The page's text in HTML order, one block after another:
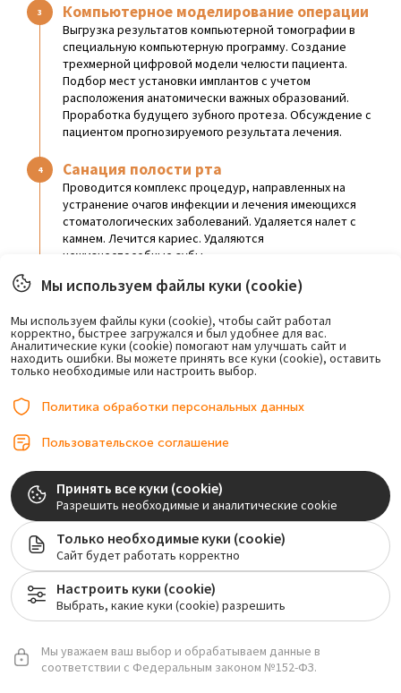
Компьютерное моделирование операции
Выгрузка результатов компьютерной томографии в
специальную компьютерную программу. Создание
трехмерной цифровой модели челюсти пациента.
Подбор мест установки имплантов с учетом
расположения анатомически важных образований.
Проработка будущего зубного протеза. Обсуждение с
пациентом прогнозируемого результата лечения.
Санация полости рта
Проводится комплекс процедур, направленных на
устранение очагов инфекции и лечения имеющихся
стоматологических заболеваний. Удаляется налет с
камнем. Лечится кариес. Удаляются
нежизнеспособные зубы.
Хирургия
разрез в десне, подготавливается костное лож,
устанавливается имплантат. На вкручивание в
челюстную кость одного искусственного корня уходит
от 15 до 30 минут.
Ортопедия
лаборатории изготавливается временная коронка или
мостовидный протез. После полного приживления
имплантатов их нагружают постоянным протезом.
Контрольные осмотры
Проводится мониторинг состояния окружающих
тканей вокруг импланта, а также процесс
остеоинтеграции.
Мы используем файлы куки (cookie)
Мы используем файлы куки (cookie), чтобы сайт работал
корректно, быстрее загружался и был удобнее для вас.
Аналитические куки (cookie) помогают нам улучшать сайт и
находить ошибки. Вы можете принять все куки (cookie), оставить
только необходимые или настроить выбор.
Политика обработки персональных данных
Пользовательское соглашение
Принять все куки (cookie)
Разрешить необходимые и аналитические cookie
Только необходимые куки (cookie)
Сайт будет работать корректно
Настроить куки (cookie)
Выбрать, какие куки (cookie) разрешить
Мы уважаем ваш выбор и обрабатываем данные в
соответствии с Федеральным законом №152-ФЗ.